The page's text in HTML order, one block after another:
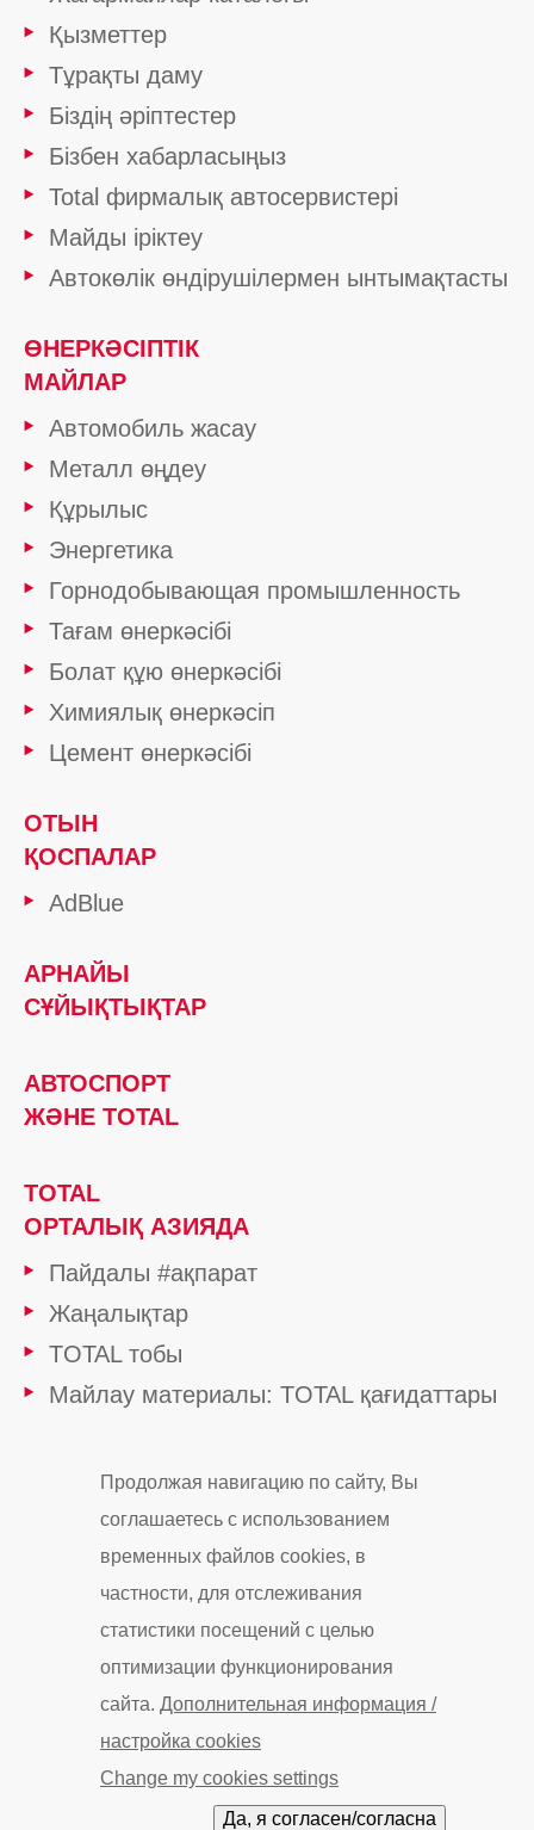
Қызметтер
Тұрақты даму
Біздің әріптестер
Бізбен хабарласыңыз
Total фирмалық автосервистері
Майды іріктеу
Автокөлік өндірушілермен ынтымақтасты
ӨНЕРКӘСІПТІК
МАЙЛАР
Автомобиль жасау
Металл өңдеу
Құрылыс
Энергетика
Горнодобывающая промышленность
Тағам өнеркәсібі
Болат құю өнеркәсібі
Химиялық өнеркәсіп
Цемент өнеркәсібі
ОТЫН
ҚОСПАЛАР
AdBlue
АРНАЙЫ
СҰЙЫҚТЫҚТАР
АВТОСПОРТ
ЖӘНЕ TOTAL
TOTAL
ОРТАЛЫҚ АЗИЯДА
Пайдалы #ақпарат
Жаңалықтар
TOTAL тобы
Майлау материалы: TOTAL қағидаттары
АУДАРЫҢЫЗ НАУҚАН
Cookie and privacy Cookies
© «ТОТАЛЬ Маркетинг Сервисес Казахстан» 2019
Продолжая навигацию по сайту, Вы
соглашаетесь с использованием
временных файлов cookies, в
частности, для отслеживания
статистики посещений с целью
оптимизации функционирования
сайта. Дополнительная информация /
настройка cookies
Change my cookies settings
Да, я согласен/согласна